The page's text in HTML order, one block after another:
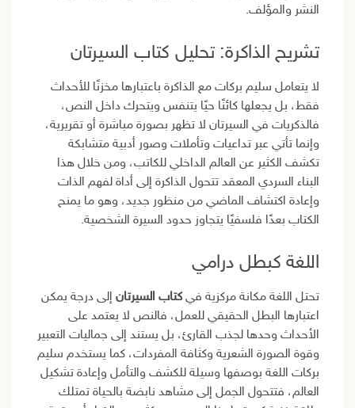
النشر والمؤلف.
تشريح الذاكرة: تحليل كتاب السيرتان
لا يتعامل سليم بركات مع الذاكرة باعتبارها مخزنًا للأحداث
فقط، بل يجعلها كائنًا حيًا يتنفس ويتحرك داخل النص،
فالذكريات في السيرتان لا تظهر بصورة مباشرة أو تقريرية،
وإنما تأتي عبر تداعيات وتأملات وصور أدبية متشابكة
تكشف الكثير عن العالم الداخلي للكاتب، ومن خلال هذا
البناء السردي المعقد تتحول الذاكرة إلى أداة لفهم الذات
وإعادة اكتشاف الماضي من منظور جديد، وهو ما يمنح
الكتاب بعدًا فلسفيًا يتجاوز حدود السيرة الشخصية.
اللغة كبطل درامي
تحتل اللغة مكانة مركزية في كتاب السيرتان إلى درجة يمكن
اعتبارها البطل الحقيقي للعمل، فالنص لا يعتمد على
الأحداث وحدها لجذب القارئ، بل يستند إلى جماليات التعبير
وقوة الصورة الشعرية وكثافة المفردات، كما يستخدم سليم
بركات اللغة بوصفها وسيلة للكشف والتأمل وإعادة تشكيل
العالم، فتتحول الجمل إلى مشاهد نابضة بالحياة تمتلك